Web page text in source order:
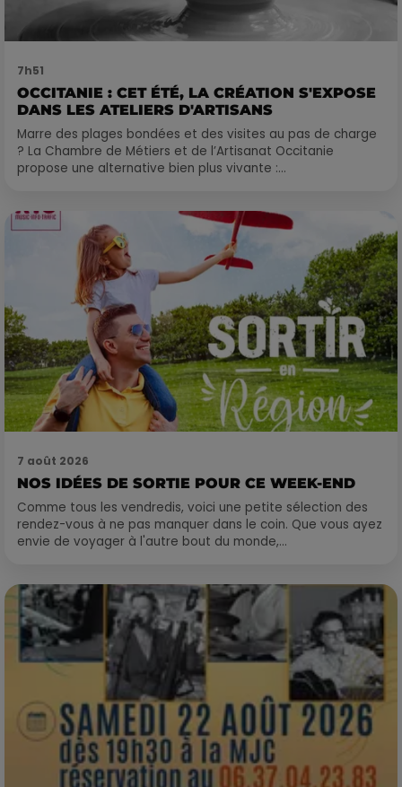
7h51
OCCITANIE : CET ÉTÉ, LA CRÉATION S'EXPOSE
DANS LES ATELIERS D'ARTISANS
Marre des plages bondées et des visites au pas de charge
? La Chambre de Métiers et de l’Artisanat Occitanie
propose une alternative bien plus vivante :...
7 août 2026
NOS IDÉES DE SORTIE POUR CE WEEK-END
Comme tous les vendredis, voici une petite sélection des
rendez-vous à ne pas manquer dans le coin. Que vous ayez
envie de voyager à l'autre bout du monde,...